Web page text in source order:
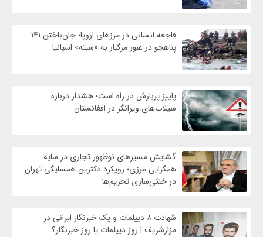
فاجعه انسانی در مرزهای اروپا؛ جان‌باختن ۱۴۱
پناهجو در عبور مرگبار به «سبته» اسپانیا
پاییز پربارش در راه است؛ هشدار درباره
سیلاب‌های ویرانگر در افغانستان
گشایش مسیرهای نوظهور تجاری در سایه
همگرایی مرزی؛ رویکرد دکترین همسایگی تهران
در خنثی‌سازی تحریم‌ها
شهادت ۸ دیپلمات و یک خبرنگار ایرانی در
مزارشریف | روز دیپلمات یا روز خبرنگار؟